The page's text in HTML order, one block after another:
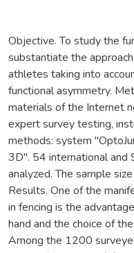
Objective. To study the
substantiate the
athletes taking into
functional asymmetry.
materials of the Internet
expert survey testing,
methods: system
3D". 54 international and
analyzed. The sample
Results. One of the
in fencing is the
hand and the choice of
Among the 1200